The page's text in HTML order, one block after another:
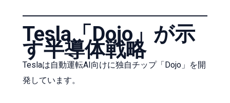
Tesla「Dojo」が示
す半導体戦略
Teslaは自動運転AI向けに独自チップ「Dojo」を開
発しています。